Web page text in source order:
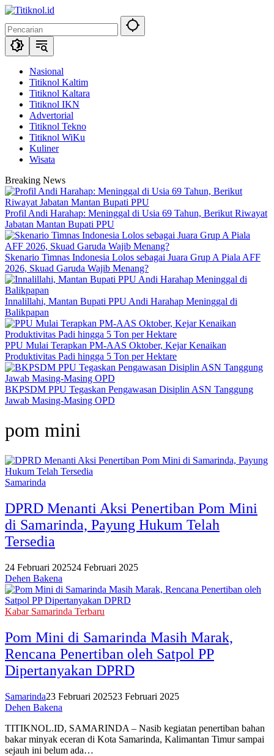
Langsung
konten
Nasional
Titiknol Kaltim
Titiknol Kaltara
Titiknol IKN
Advertorial
Titiknol Tekno
Titiknol WiKu
Kuliner
Wisata
Breaking News
Profil Andi Harahap: Meninggal di Usia 69 Tahun, Berikut Riwayat
Jabatan Mantan Bupati PPU
Skenario Timnas Indonesia Lolos sebagai Juara Grup A Piala AFF
2026, Skuad Garuda Wajib Menang?
Innalillahi, Mantan Bupati PPU Andi Harahap Meninggal di
Balikpapan
PPU Mulai Terapkan PM-AAS Oktober, Kejar Kenaikan
Produktivitas Padi hingga 5 Ton per Hektare
BKPSDM PPU Tegaskan Pengawasan Disiplin ASN Tanggung
Jawab Masing-Masing OPD
pom mini
Samarinda
DPRD Menanti Aksi Penertiban Pom Mini
di Samarinda, Payung Hukum Telah
Tersedia
24 Februari 202524 Februari 2025
Dehen Bakena
Kabar Samarinda Terbaru
Pom Mini di Samarinda Masih Marak,
Rencana Penertiban oleh Satpol PP
Dipertanyakan DPRD
Samarinda23 Februari 202523 Februari 2025
Dehen Bakena
TITIKNOL.ID, SAMARINDA – Nasib kegiatan penertiban bahan
bakar minyak eceran di Kota Samarinda, Kalimantan Timur sampai
sejauh ini belum ada…